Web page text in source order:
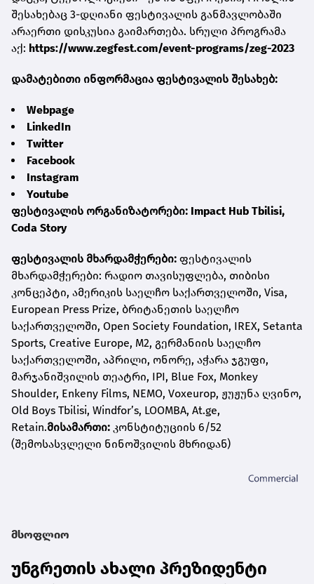
შესახებაც 3-დღიანი ფესტივალის განმავლობაში
არაერთი დისკუსია გაიმართება. სრული პროგრამა
აქ: https://www.zegfest.com/event-programs/zeg-2023
დამატებითი ინფორმაცია ფესტივალის შესახებ:
Webpage
LinkedIn
Twitter
Facebook
Instagram
Youtube
ფესტივალის ორგანიზატორები: Impact Hub Tbilisi,
Coda Story
ფესტივალის მხარდამჭერები: ფესტივალის
მხარდამჭერები: რადიო თავისუფლება, თიბისი
კონცეპტი, ამერიკის საელჩო საქართველოში, Visa,
European Press Prize, ბრიტანეთის საელჩო
საქართველოში, Open Society Foundation, IREX, Setanta
Sports, Creative Europe, M2, გერმანიის საელჩო
საქართველოში, აპრილი, ონორე, აჭარა ჯგუფი,
მარჯანიშვილის თეატრი, IPI, Blue Fox, Monkey
Shoulder, Enkeny Films, NEMO, Voxeurop, ჟუჟუნა ღვინო,
Old Boys Tbilisi, Windfor’s, LOOMBA, At.ge,
Retain.მისამართი: კონსტიტუციის 6/52
(შემოსასვლელი ნინოშვილის მხრიდან)
მსოფლიო
უნგრეთის ახალი პრეზიდენტი